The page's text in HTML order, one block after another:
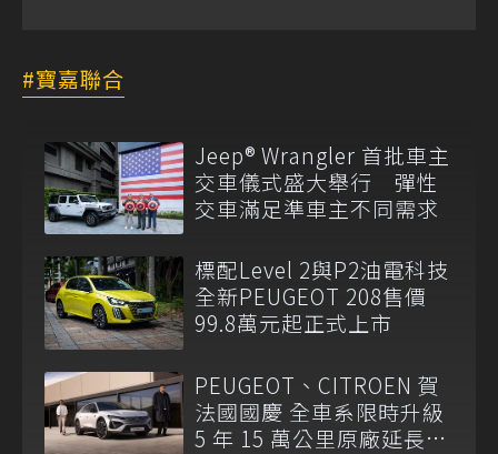
寶嘉聯合
Jeep® Wrangler 首批車主
交車儀式盛大舉行 彈性
交車滿足準車主不同需求
標配Level 2與P2油電科技
全新PEUGEOT 208售價
99.8萬元起正式上市
PEUGEOT、CITROEN 賀
法國國慶 全車系限時升級
5 年 15 萬公里原廠延長保